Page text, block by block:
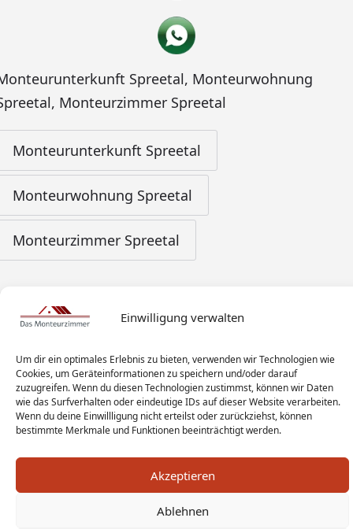
Einwilligung verwalten
Um dir ein optimales Erlebnis zu bieten, verwenden wir Technologien wie
Cookies, um Geräteinformationen zu speichern und/oder darauf
zuzugreifen. Wenn du diesen Technologien zustimmst, können wir Daten
wie das Surfverhalten oder eindeutige IDs auf dieser Website verarbeiten.
Wenn du deine Einwillligung nicht erteilst oder zurückziehst, können
bestimmte Merkmale und Funktionen beeinträchtigt werden.
Akzeptieren
Ablehnen
Spreetal, Monteurwohnung
, Monteurzimmer Spreetal
Monteurunterkunft Spreetal
Monteurwohnung Spreetal
Monteurzimmer Spreetal